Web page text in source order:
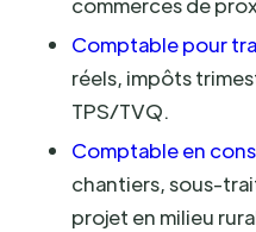
Comptable pour
réels, impôts
TPS/TVQ.
Comptable en
chantiers, sous-
projet en milieu